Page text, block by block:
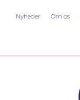
Nyheder Om os